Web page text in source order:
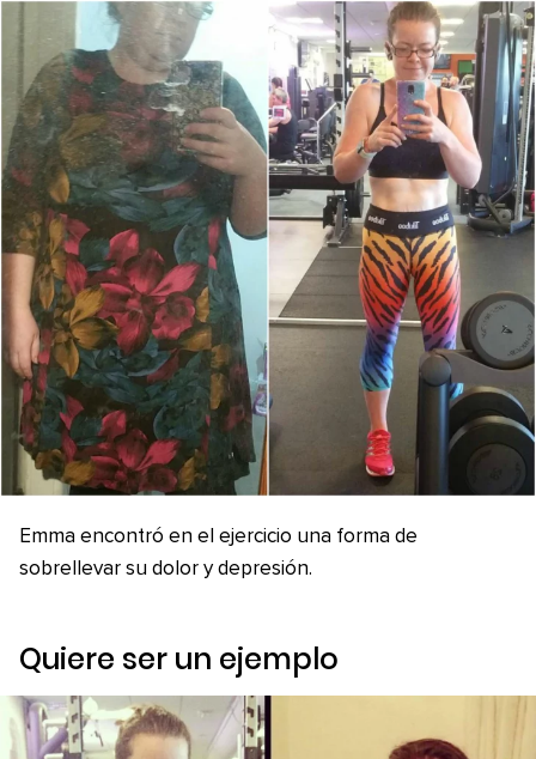
Emma encontró en el ejercicio una forma de
sobrellevar su dolor y depresión.
Quiere ser un ejemplo